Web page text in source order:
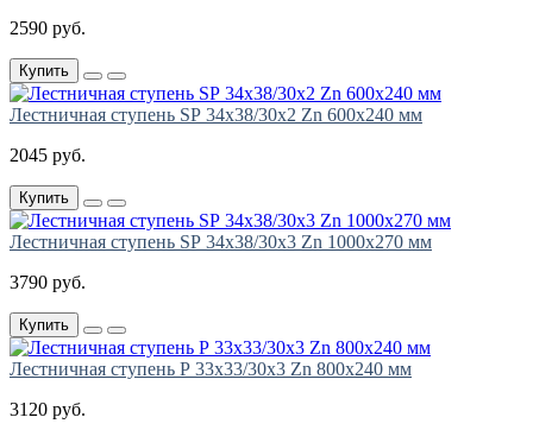
2590 руб.
Купить
Лестничная ступень SР 34х38/30х2 Zn 600х240 мм
2045 руб.
Купить
Лестничная ступень SР 34х38/30х3 Zn 1000х270 мм
3790 руб.
Купить
Лестничная ступень Р 33х33/30х3 Zn 800х240 мм
3120 руб.